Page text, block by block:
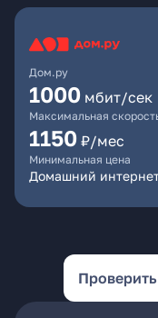
Дом.ру
1000 мбит/сек
Максимальная
1150 ₽/мес
Минимальная цена
Домашний